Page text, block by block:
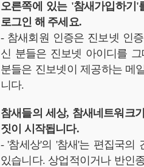
오른쪽에 있는 '참새가입하기
로그인 해 주세요.
- 참새회원 인증은 진보넷 인
신 분들은 진보넷 아이디를
분들은 진보넷이 제공하는 메
니다.
참새들의 세상, 참새네트워크
짓이 시작됩니다.
- '참세상'의 '참새'는 편집국의
있습니다. 상업적이거나 반인